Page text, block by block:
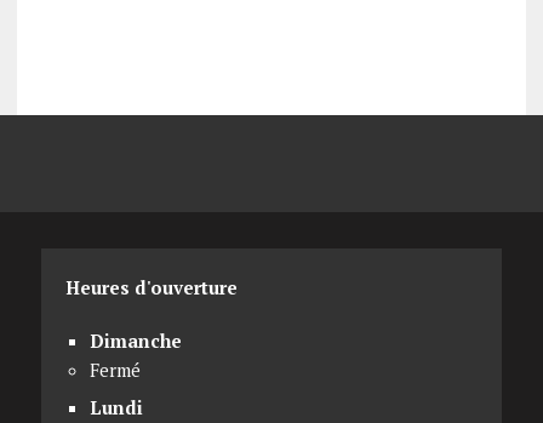
Heures d'ouverture
Dimanche
Fermé
Lundi